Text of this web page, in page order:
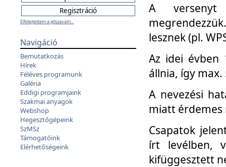
Elfelejtettem a jelszavam...
Navigáció
Bemutatkozás
Hírek
Féléves programunk
Galéria
Eddigi programjaink
Szakmai anyagok
Webshop
Hegesztőgépeink
SzMSz
Támogatóink
Elérhetőségeink
A versenyt
lesznek (pl.
Az idei évben
állnia, így
A nevezési
miatt érdemes
Csapatok
írt levélben,
kifüggesztett